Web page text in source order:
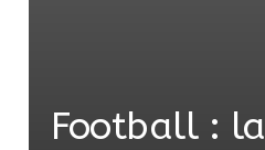
Football : la